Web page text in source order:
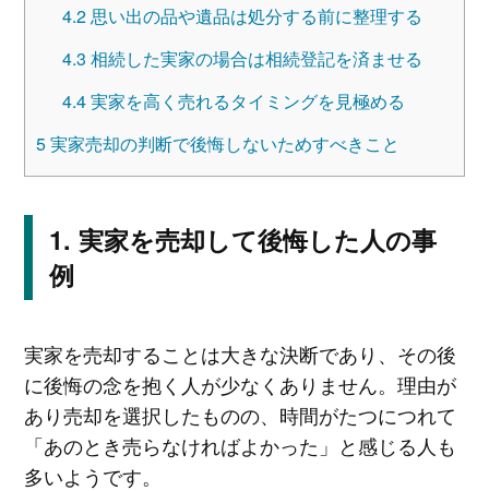
4.2思い出の品や遺品は処分する前に整理する
4.3 相続した実家の場合は相続登記を済ませる
4.4実家を高く売れるタイミングを見極める
5実家売却の判断で後悔しないためすべきこと
実家を売却して後悔した人の事
例
実家を売却することは大きな決断であり、その後
に後悔の念を抱く人が少なくありません。理由が
あり売却を選択したものの、時間がたつにつれて
「あのとき売らなければよかった」と感じる人も
多いようです。